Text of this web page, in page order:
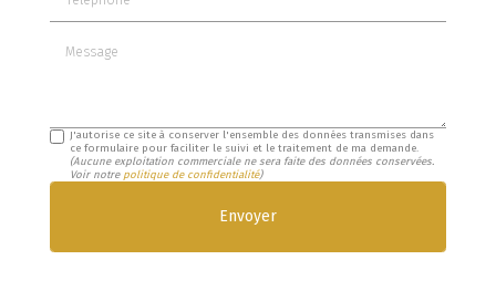
J'autorise ce site à conserver l'ensemble des données transmises dans
ce formulaire pour faciliter le suivi et le traitement de ma demande.
(Aucune exploitation commerciale ne sera faite des données conservées.
Voir notre politique de confidentialité)